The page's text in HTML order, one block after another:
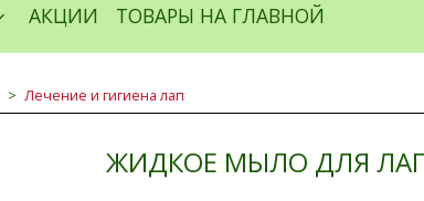
АКЦИИ ТОВАРЫ НА ГЛАВНОЙ
Лечение и гигиена лап
ЖИДКОЕ МЫЛО ДЛЯ